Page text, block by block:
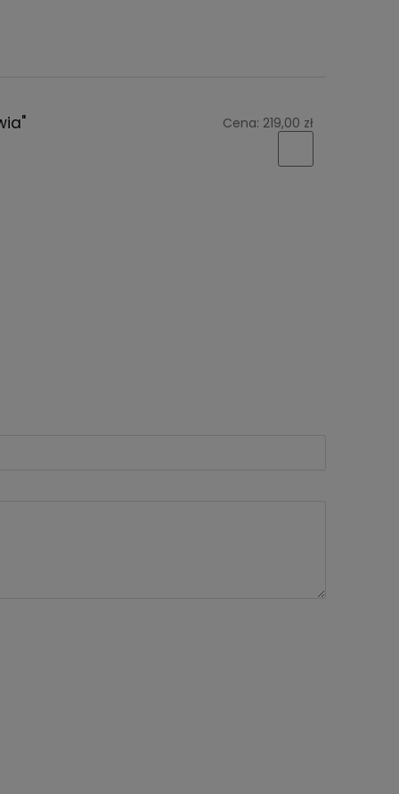
Cena: 219,00 zł